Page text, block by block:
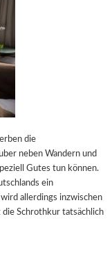
die
neben Wandern und
Gutes tun können.
ein
allerdings inzwischen
Schrothkur tatsächlich